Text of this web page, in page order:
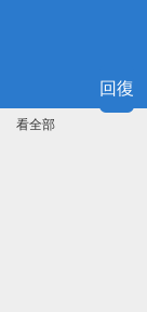
回復
看全部